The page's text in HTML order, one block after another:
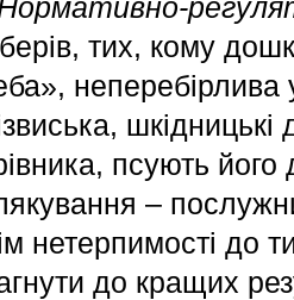
тих, кому
неперебірлива
псують його
–
нетерпимості до
до кращих